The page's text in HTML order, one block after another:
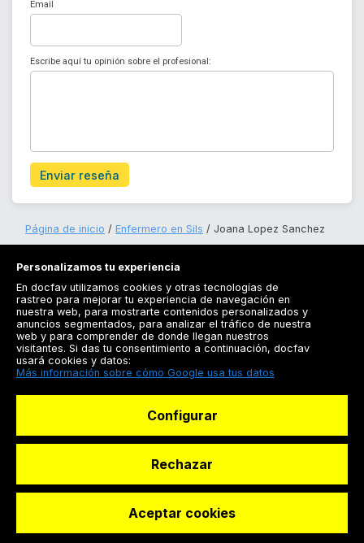
Solicitar reserva
Email
Escribe aquí tu opinión sobre el profesional:
Enviar reseña
Página de inicio Enfermero en Sils Joana Lopez Sanchez
Registrarse
Docfav
© Dashboard Technologies S.L
Personalizamos tu experiencia
En docfav utilizamos cookies y otras tecnologías de
rastreo para mejorar tu experiencia de navegación en
nuestra web, para mostrarte contenidos personalizados y
anuncios segmentados, para analizar el tráfico de nuestra
web y para comprender de donde llegan nuestros
visitantes. Si das tu consentimiento a continuación, docfav
usará cookies y datos:
Más información sobre cómo Google usa tus datos
Configurar
Rechazar
Aceptar cookies